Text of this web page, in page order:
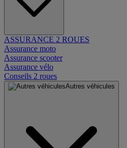
ASSURANCE 2 ROUES
Assurance moto
Assurance scooter
Assurance vélo
Conseils 2 roues
Autres véhicules